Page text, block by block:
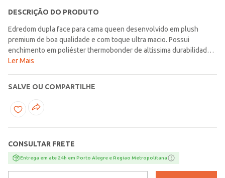
DESCRIÇÃO DO PRODUTO
Edredom dupla face para cama queen desenvolvido em plush
premium de boa qualidade e com toque ultra macio. Possui
enchimento em poliéster thermobonder de altíssima durabilidade
que proporcionará alto isolamento térmico, dando o equilíbrio
garantindo uma experiência sensorial texturizada de um lado e
plush do outro. O edredom perfeito para decorar seu quarto,
trazendo uma atmosfera de tranquilidade, conforto e sofisticação!
Altenburg Produto da coleção Outono/Inverno Lojas Pompéia.com
Ler Mais
SALVE OU COMPARTILHE
CONSULTAR FRETE
Entrega em ate 24h em Porto Alegre e Regiao Metropolitana